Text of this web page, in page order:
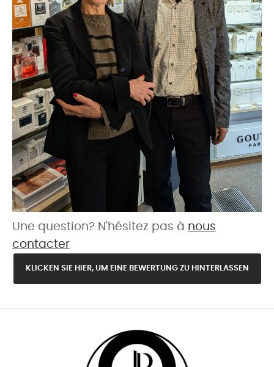
Une question? N'hésitez pas à nous
contacter
KLICKEN SIE HIER, UM EINE BEWERTUNG ZU HINTERLASSEN